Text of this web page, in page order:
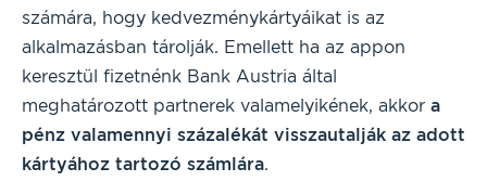
számára, hogy kedvezménykártyáikat is az
alkalmazásban tárolják. Emellett ha az appon
keresztül fizetnénk Bank Austria által
meghatározott partnerek valamelyikének, akkor a
pénz valamennyi százalékát visszautalják az adott
kártyához tartozó számlára.